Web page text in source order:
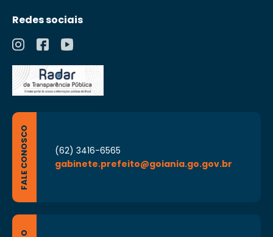
Redes sociais
FALE CONOSCO
(62) 3416-6565
gabinete.prefeito@goiania.go.gov.br